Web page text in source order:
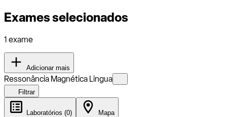
Exames selecionados
1 exame
Adicionar mais
Ressonância Magnética Lingua
Filtrar
Laboratórios (0) Mapa